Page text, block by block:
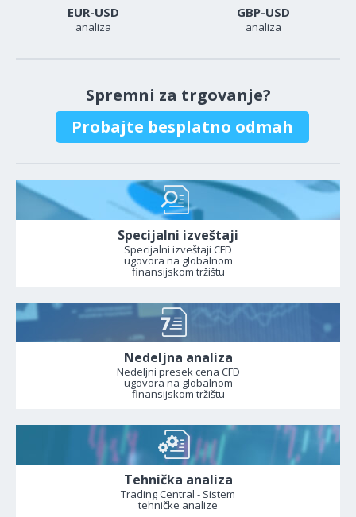
EUR-USD
analiza
GBP-USD
analiza
Spremni za trgovanje?
Probajte besplatno odmah
Specijalni izveštaji
Specijalni izveštaji CFD
ugovora na globalnom
finansijskom tržištu
Nedeljna analiza
Nedeljni presek cena CFD
ugovora na globalnom
finansijskom tržištu
Tehnička analiza
Trading Central - Sistem
tehničke analize